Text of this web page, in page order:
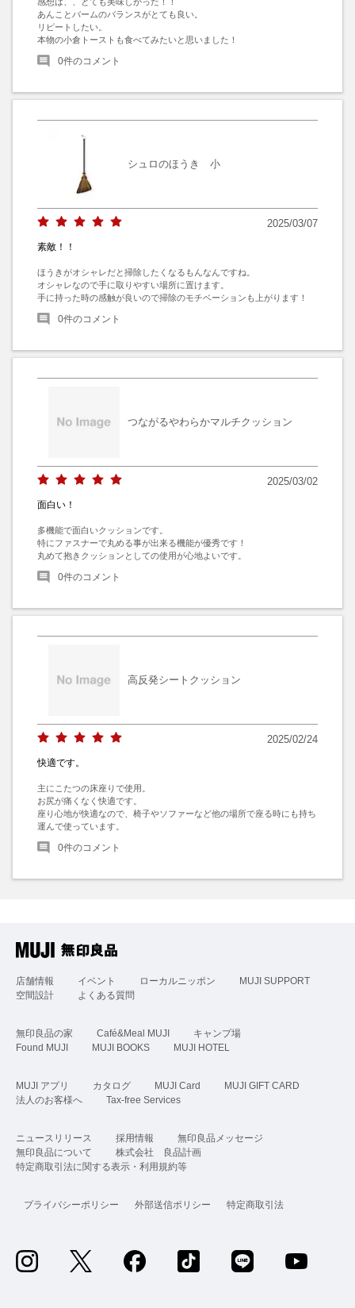
あんことバームのバランスがとても良い。
リピートしたい。
本物の小倉トーストも食べてみたいと思いました！
0件のコメント
シュロのほうき 小
2025/03/07
素敵！！
ほうきがオシャレだと掃除したくなるもんなんですね。
オシャレなので手に取りやすい場所に置けます。
手に持った時の感触が良いので掃除のモチベーションも上がります！
0件のコメント
つながるやわらかマルチクッション
2025/03/02
面白い！
多機能で面白いクッションです。
特にファスナーで丸める事が出来る機能が優秀です！
丸めて抱きクッションとしての使用が心地よいです。
0件のコメント
高反発シートクッション
2025/02/24
快適です。
主にこたつの床座りで使用。
お尻が痛くなく快適です。
座り心地が快適なので、椅子やソファーなど他の場所で座る時にも持ち
運んで使っています。
0件のコメント
店舗情報 イベント ローカルニッポン
MUJI SUPPORT
空間設計
よくある質問
無印良品の家 Café&Meal MUJI
キャンプ場
Found MUJI
MUJI BOOKS MUJI HOTEL
MUJI アプリ カタログ MUJI Card
MUJI GIFT CARD
法人のお客様へ
Tax-free Services
ニュースリリース 採用情報
無印良品メッセージ
無印良品について
株式会社 良品計画
特定商取引法に関する表示・利用規約等
プライバシーポリシー 外部送信ポリシー 特定商取引法